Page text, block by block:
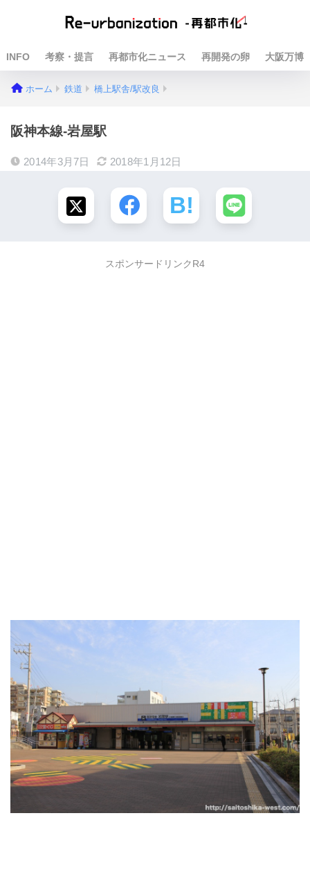
INFO 考察・提言 再都市化ニュース 再開発の卵 大阪万博
ホーム 鉄道 橋上駅舎/駅改良
阪神本線-岩屋駅
2014年3月7日 2018年1月12日
スポンサードリンクR4